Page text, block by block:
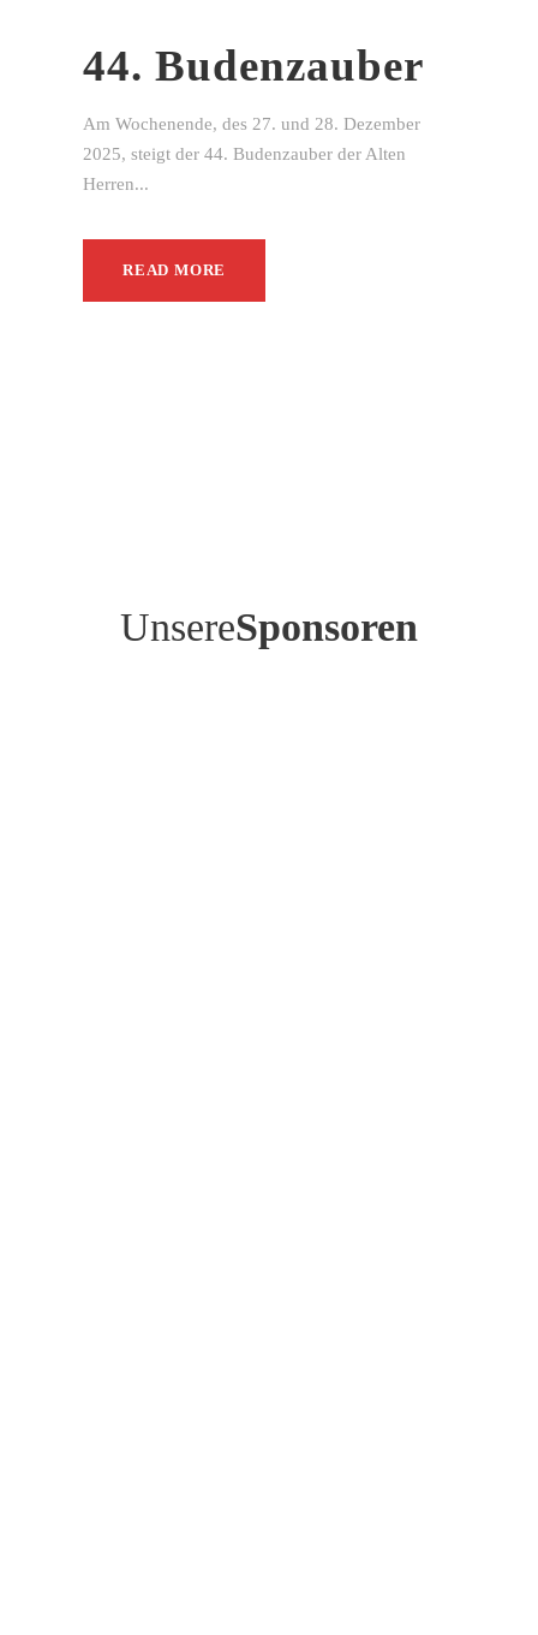
44. Budenzauber
Am Wochenende, des 27. und 28. Dezember
2025, steigt der 44. Budenzauber der Alten
Herren...
READ MORE
UnsereSponsoren